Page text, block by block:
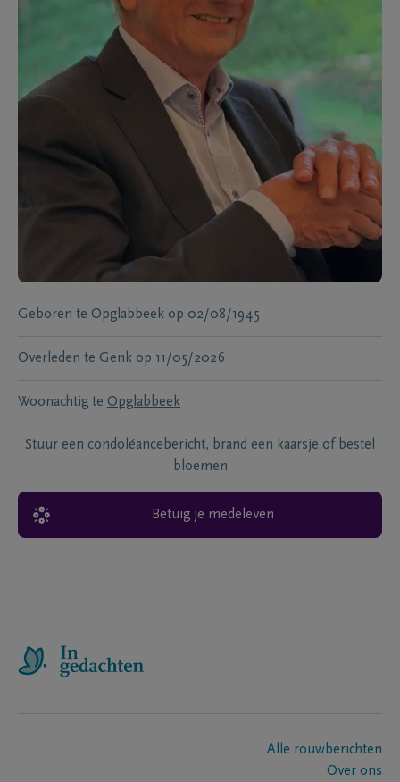
Geboren te Opglabbeek op 02/08/1945
Overleden te Genk op 11/05/2026
Woonachtig te Opglabbeek
Stuur een condoléancebericht, brand een kaarsje of bestel
bloemen
Betuig je medeleven
Alle rouwberichten
Over ons